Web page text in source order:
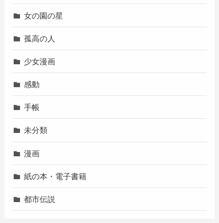
女の園の星
孤高の人
少女漫画
感動
手帳
未分類
漫画
紙の本・電子書籍
都市伝説